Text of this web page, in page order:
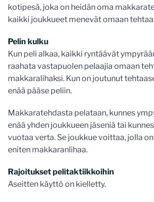
kotipesä, joka on heidän oma
kaikki joukkueet menevät omaan
Pelin kulku
Kun peli alkaa, kaikki ryntäävät
raahata vastapuolen pelaajia omaan
makkaralihaksi. Kun on joutunut
enää pääse peliin.
Makkaratehdasta pelataan, kunnes
enää yhden joukkueen jäseniä tai
vuotaa verta. Se joukkue voittaa, jolla
eniten makkaranlihaa.
Rajoitukset pelitaktiikkoihin
Aseitten käyttö on kielletty.